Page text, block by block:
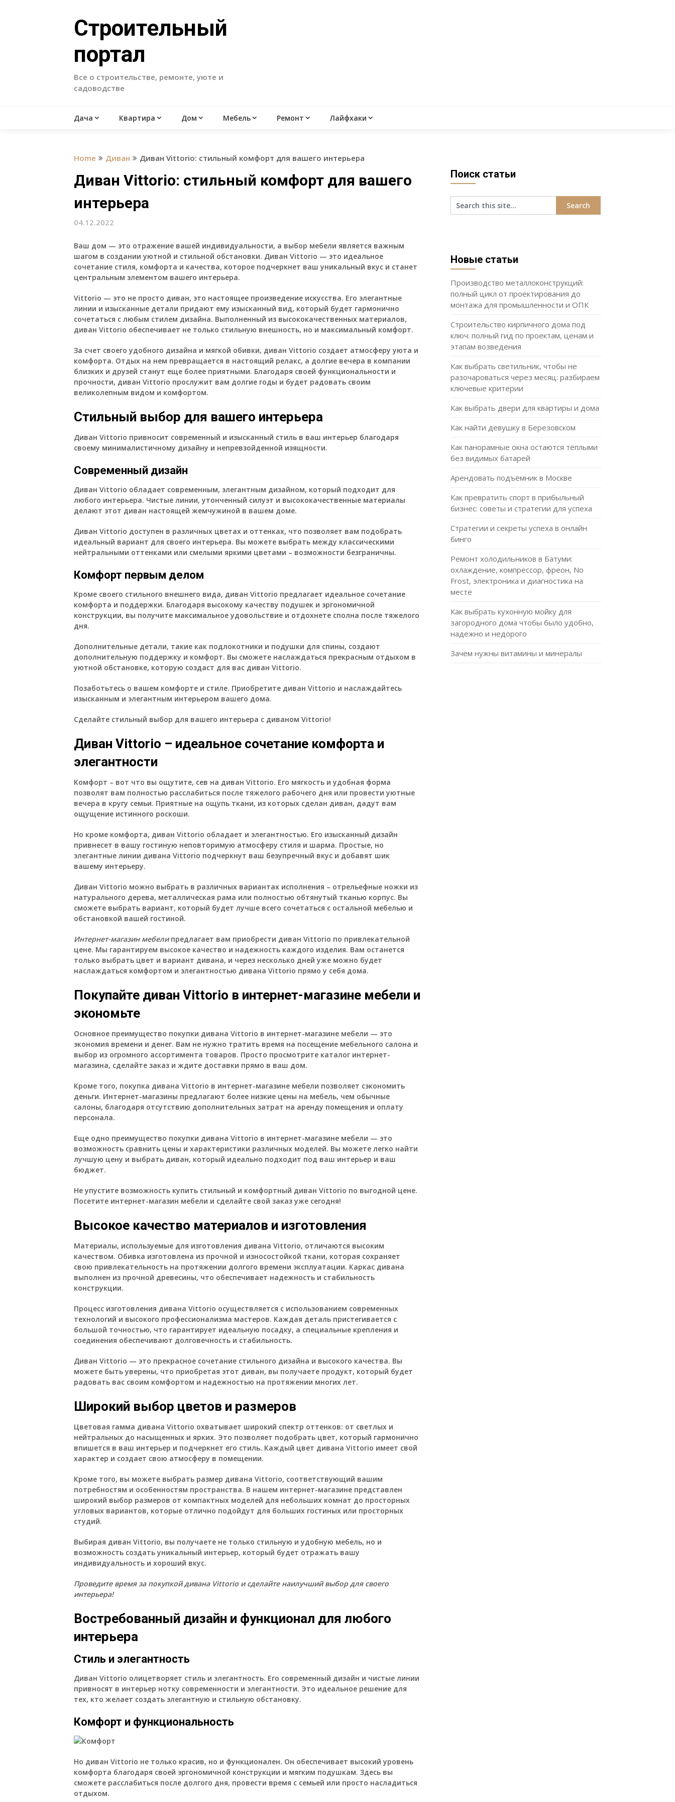
Строительный
портал
Все о строительстве, ремонте, уюте и
садоводстве
Дача Квартира Дом Мебель Ремонт Лайфхаки
Home Диван Диван Vittorio: стильный комфорт для вашего интерьера
Диван Vittorio: стильный комфорт для вашего
интерьера
04.12.2022
Ваш дом — это отражение вашей индивидуальности, а выбор мебели является важным
шагом в создании уютной и стильной обстановки. Диван Vittorio — это идеальное
сочетание стиля, комфорта и качества, которое подчеркнет ваш уникальный вкус и станет
центральным элементом вашего интерьера.
Vittorio — это не просто диван, это настоящее произведение искусства. Его элегантные
линии и изысканные детали придают ему изысканный вид, который будет гармонично
сочетаться с любым стилем дизайна. Выполненный из высококачественных материалов,
диван Vittorio обеспечивает не только стильную внешность, но и максимальный комфорт.
За счет своего удобного дизайна и мягкой обивки, диван Vittorio создает атмосферу уюта и
комфорта. Отдых на нем превращается в настоящий релакс, а долгие вечера в компании
близких и друзей станут еще более приятными. Благодаря своей функциональности и
прочности, диван Vittorio прослужит вам долгие годы и будет радовать своим
великолепным видом и комфортом.
Стильный выбор для вашего интерьера
Диван Vittorio привносит современный и изысканный стиль в ваш интерьер благодаря
своему минималистичному дизайну и непревзойденной изящности.
Современный дизайн
Диван Vittorio обладает современным, элегантным дизайном, который подходит для
любого интерьера. Чистые линии, утонченный силуэт и высококачественные материалы
делают этот диван настоящей жемчужиной в вашем доме.
Диван Vittorio доступен в различных цветах и оттенках, что позволяет вам подобрать
идеальный вариант для своего интерьера. Вы можете выбрать между классическими
нейтральными оттенками или смелыми яркими цветами – возможности безграничны.
Комфорт первым делом
Кроме своего стильного внешнего вида, диван Vittorio предлагает идеальное сочетание
комфорта и поддержки. Благодаря высокому качеству подушек и эргономичной
конструкции, вы получите максимальное удовольствие и отдохнете сполна после тяжелого
дня.
Дополнительные детали, такие как подлокотники и подушки для спины, создают
дополнительную поддержку и комфорт. Вы сможете наслаждаться прекрасным отдыхом в
уютной обстановке, которую создаст для вас диван Vittorio.
Позаботьтесь о вашем комфорте и стиле. Приобретите диван Vittorio и наслаждайтесь
изысканным и элегантным интерьером вашего дома.
Сделайте стильный выбор для вашего интерьера с диваном Vittorio!
Диван Vittorio – идеальное сочетание комфорта и
элегантности
Комфорт – вот что вы ощутите, сев на диван Vittorio. Его мягкость и удобная форма
позволят вам полностью расслабиться после тяжелого рабочего дня или провести уютные
вечера в кругу семьи. Приятные на ощупь ткани, из которых сделан диван, дадут вам
ощущение истинного роскоши.
Но кроме комфорта, диван Vittorio обладает и элегантностью. Его изысканный дизайн
привнесет в вашу гостиную неповторимую атмосферу стиля и шарма. Простые, но
элегантные линии дивана Vittorio подчеркнут ваш безупречный вкус и добавят шик
вашему интерьеру.
Диван Vittorio можно выбрать в различных вариантах исполнения – отрельефные ножки из
натурального дерева, металлическая рама или полностью обтянутый тканью корпус. Вы
сможете выбрать вариант, который будет лучше всего сочетаться с остальной мебелью и
обстановкой вашей гостиной.
Интернет-магазин мебелипредлагает вам приобрести диван Vittorio по привлекательной
цене. Мы гарантируем высокое качество и надежность каждого изделия. Вам останется
только выбрать цвет и вариант дивана, и через несколько дней уже можно будет
наслаждаться комфортом и элегантностью дивана Vittorio прямо у себя дома.
Покупайте диван Vittorio в интернет-магазине мебели и
экономьте
Основное преимущество покупки дивана Vittorio в интернет-магазине мебели — это
экономия времени и денег. Вам не нужно тратить время на посещение мебельного салона и
выбор из огромного ассортимента товаров. Просто просмотрите каталог интернет-
магазина, сделайте заказ и ждите доставки прямо в ваш дом.
Кроме того, покупка дивана Vittorio в интернет-магазине мебели позволяет сэкономить
деньги. Интернет-магазины предлагают более низкие цены на мебель, чем обычные
салоны, благодаря отсутствию дополнительных затрат на аренду помещения и оплату
персонала.
Еще одно преимущество покупки дивана Vittorio в интернет-магазине мебели — это
возможность сравнить цены и характеристики различных моделей. Вы можете легко найти
лучшую цену и выбрать диван, который идеально подходит под ваш интерьер и ваш
бюджет.
Не упустите возможность купить стильный и комфортный диван Vittorio по выгодной цене.
Посетите интернет-магазин мебели и сделайте свой заказ уже сегодня!
Высокое качество материалов и изготовления
Материалы, используемые для изготовления дивана Vittorio, отличаются высоким
качеством. Обивка изготовлена из прочной и износостойкой ткани, которая сохраняет
свою привлекательность на протяжении долгого времени эксплуатации. Каркас дивана
выполнен из прочной древесины, что обеспечивает надежность и стабильность
конструкции.
Процесс изготовления дивана Vittorio осуществляется с использованием современных
технологий и высокого профессионализма мастеров. Каждая деталь пристегивается с
большой точностью, что гарантирует идеальную посадку, а специальные крепления и
соединения обеспечивают долговечность и стабильность.
Диван Vittorio — это прекрасное сочетание стильного дизайна и высокого качества. Вы
можете быть уверены, что приобретая этот диван, вы получаете продукт, который будет
радовать вас своим комфортом и надежностью на протяжении многих лет.
Широкий выбор цветов и размеров
Цветовая гамма дивана Vittorio охватывает широкий спектр оттенков: от светлых и
нейтральных до насыщенных и ярких. Это позволяет подобрать цвет, который гармонично
впишется в ваш интерьер и подчеркнет его стиль. Каждый цвет дивана Vittorio имеет свой
характер и создает свою атмосферу в помещении.
Кроме того, вы можете выбрать размер дивана Vittorio, соответствующий вашим
потребностям и особенностям пространства. В нашем интернет-магазине представлен
широкий выбор размеров от компактных моделей для небольших комнат до просторных
угловых вариантов, которые отлично подойдут для больших гостиных или просторных
студий.
Выбирая диван Vittorio, вы получаете не только стильную и удобную мебель, но и
возможность создать уникальный интерьер, который будет отражать вашу
индивидуальность и хороший вкус.
Проведите время за покупкой дивана Vittorio и сделайте наилучший выбор для своего
интерьера!
Востребованный дизайн и функционал для любого
интерьера
Стиль и элегантность
Диван Vittorio олицетворяет стиль и элегантность. Его современный дизайн и чистые линии
привносят в интерьер нотку современности и элегантности. Это идеальное решение для
тех, кто желает создать элегантную и стильную обстановку.
Комфорт и функциональность
Но диван Vittorio не только красив, но и функционален. Он обеспечивает высокий уровень
комфорта благодаря своей эргономичной конструкции и мягким подушкам. Здесь вы
сможете расслабиться после долгого дня, провести время с семьей или просто насладиться
отдыхом.
Поиск статьи
Новые статьи
Производство металлоконструкций:
полный цикл от проектирования до
монтажа для промышленности и ОПК
Строительство кирпичного дома под
ключ: полный гид по проектам, ценам и
этапам возведения
Как выбрать светильник, чтобы не
разочароваться через месяц: разбираем
ключевые критерии
Как выбрать двери для квартиры и дома
Как найти девушку в Березовском
Как панорамные окна остаются тёплыми
без видимых батарей
Арендовать подъёмник в Москве
Как превратить спорт в прибыльный
бизнес: советы и стратегии для успеха
Стратегии и секреты успеха в онлайн
бинго
Ремонт холодильников в Батуми:
охлаждение, компрессор, фреон, No
Frost, электроника и диагностика на
месте
Как выбрать кухонную мойку для
загородного дома чтобы было удобно,
надежно и недорого
Зачем нужны витамины и минералы